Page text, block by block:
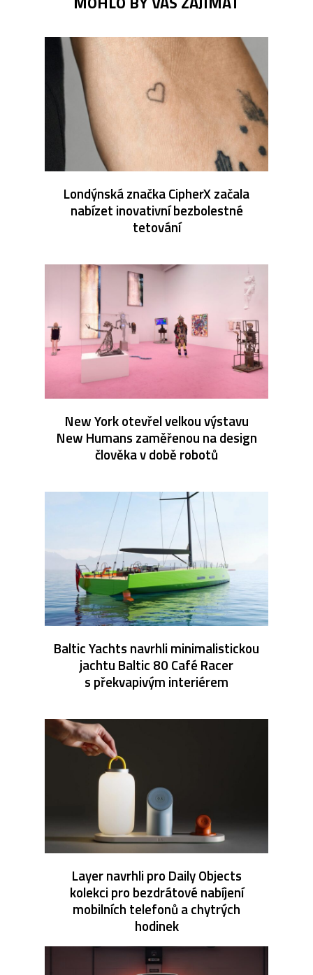
Londýnská značka CipherX začala
nabízet inovativní bezbolestné
tetování
New York otevřel velkou výstavu
New Humans zaměřenou na design
člověka v době robotů
Baltic Yachts navrhli minimalistickou
jachtu Baltic 80 Café Racer
s překvapivým interiérem
Layer navrhli pro Daily Objects
kolekci pro bezdrátové nabíjení
mobilních telefonů a chytrých
hodinek